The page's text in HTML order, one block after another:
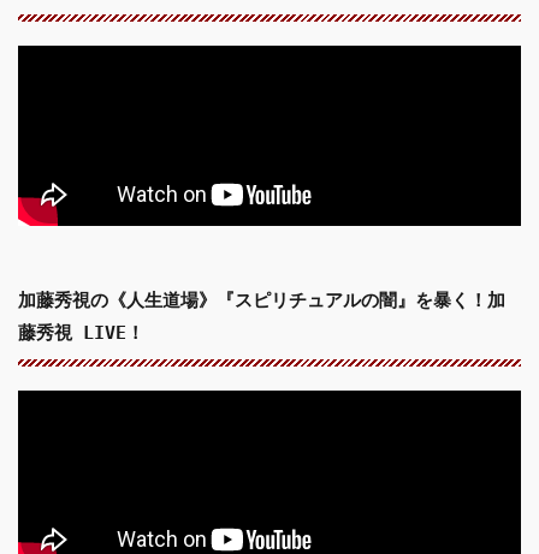
加藤秀視の《人生道場》『スピリチュアルの闇』を暴く！加
藤秀視 LIVE！